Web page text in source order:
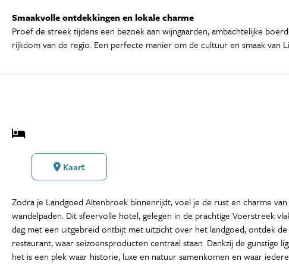
Smaakvolle ontdekkingen en lokale charme
Proef de streek tijdens een bezoek aan wijngaarden, ambachtelijke
rijkdom van de regio. Een perfecte manier om de cultuur en smaak van
Kaart
Zodra je Landgoed Altenbroek binnenrijdt, voel je de rust en charme
wandelpaden. Dit sfeervolle hotel, gelegen in de prachtige Voerstreek
dag met een uitgebreid ontbijt met uitzicht over het landgoed, ontdek
restaurant, waar seizoensproducten centraal staan. Dankzij de
het is een plek waar historie, luxe en natuur samenkomen en waar